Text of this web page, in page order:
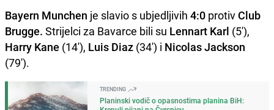
Bayern Munchen je slavio s ubjedljivih 4:0 protivClub
Brugge. Strijelci za Bavarce bili su Lennart Karl (5'),
Harry Kane (14'), Luis Diaz (34') i Nicolas Jackson
(79').
TRENDING
Planinski vodič o opasnostima planina BiH: